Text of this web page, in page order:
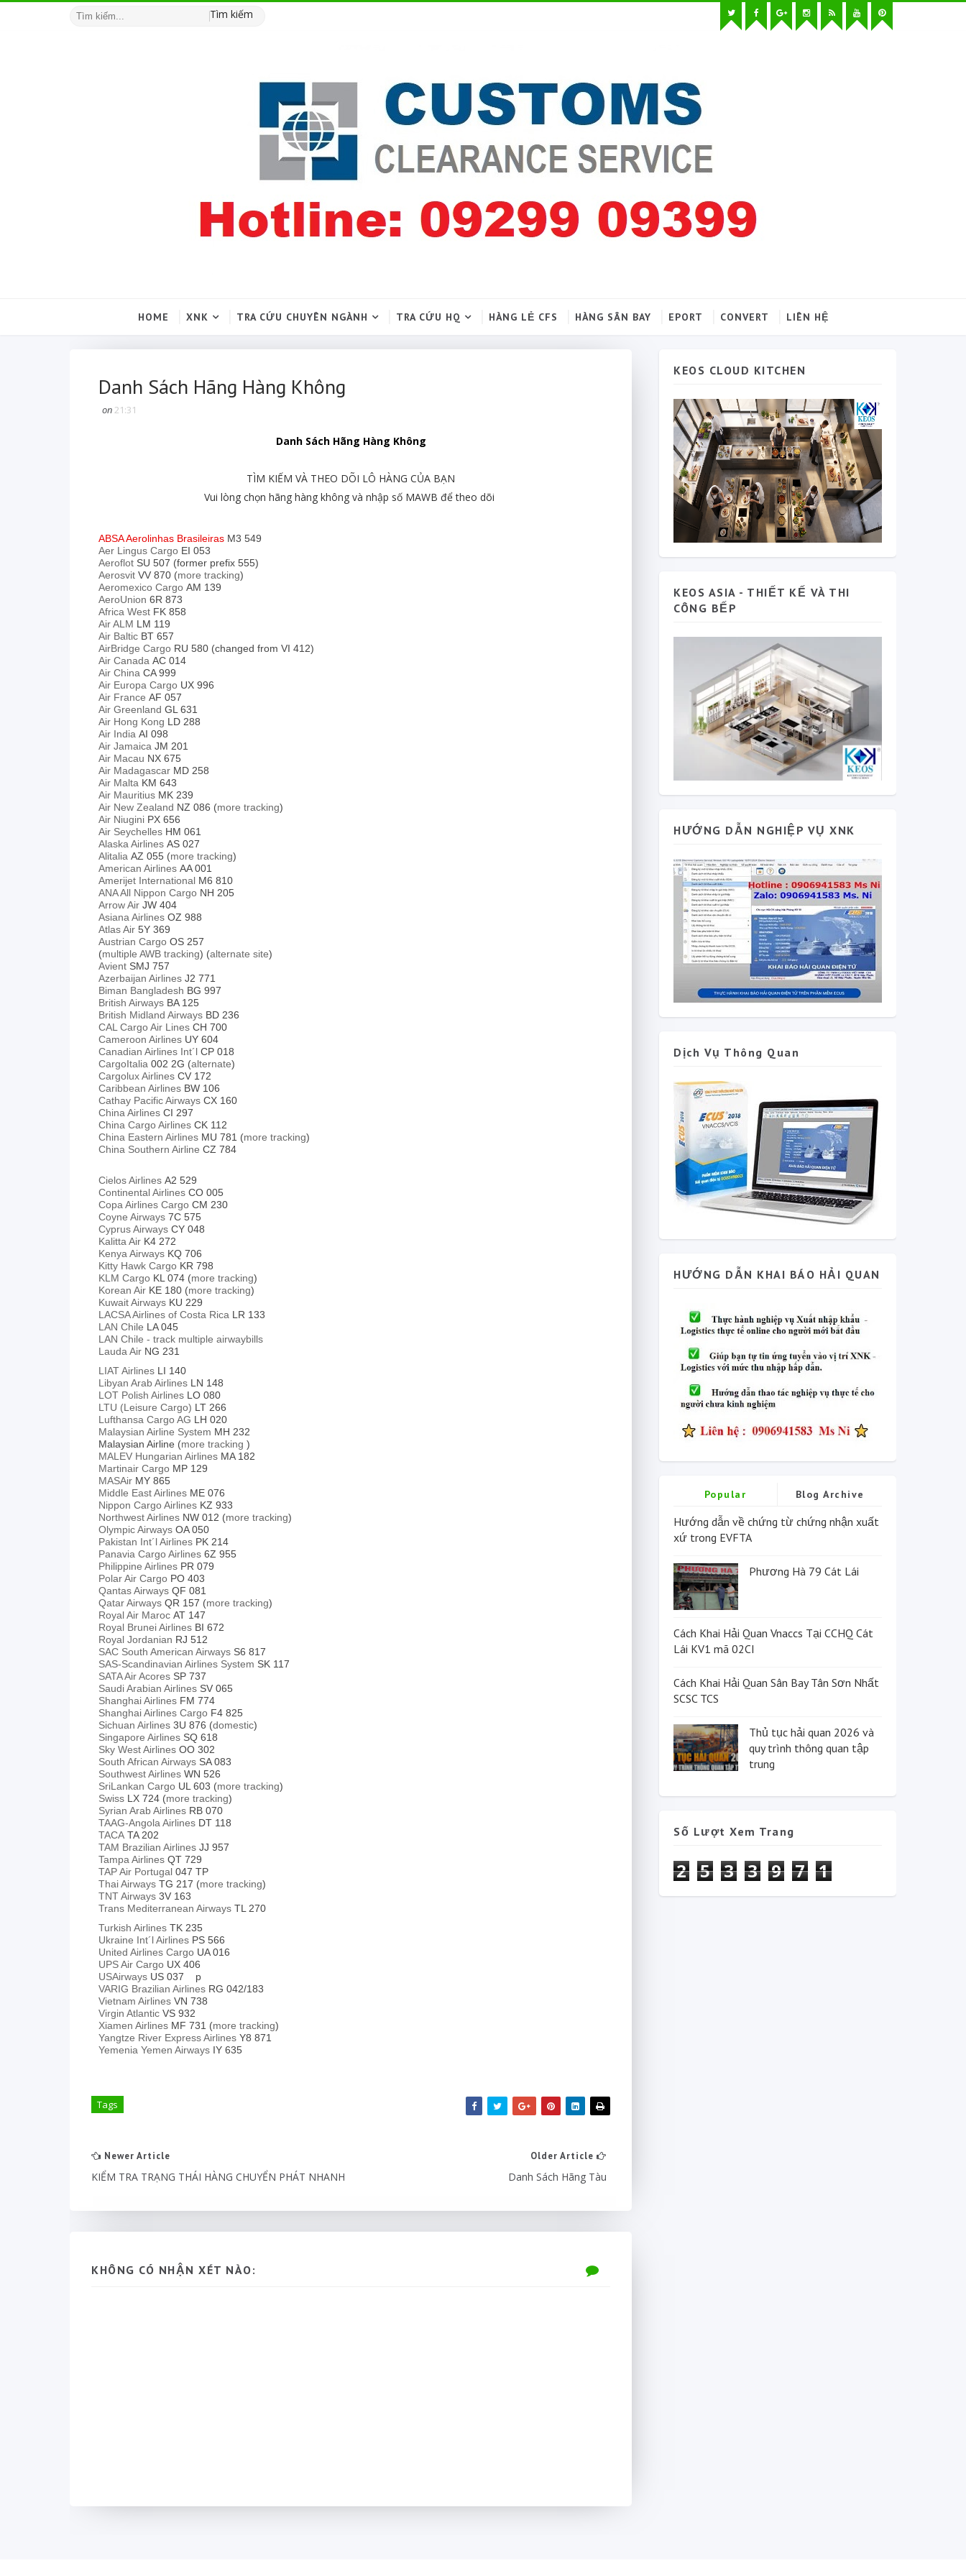
Tìm kiếm
HOME XNK TRA CỨU CHUYÊN NGÀNH TRA CỨU HQ HÀNG LẺ CFS HÀNG SÂN BAY EPORT CONVERT LIÊN HỆ
Danh Sách Hãng Hàng Không
on21:31
Danh Sách Hãng Hàng Không
TÌM KIẾM VÀ THEO DÕI LÔ HÀNG CỦA BẠN
Vui lòng chọn hãng hàng không và nhập số MAWB để theo dõi
ABSA Aerolinhas Brasileiras M3 549
Aer Lingus Cargo EI 053
Aeroflot SU 507 (former prefix 555)
Aerosvit VV 870 (more tracking)
Aeromexico Cargo AM 139
AeroUnion 6R 873
Africa West FK 858
Air ALM LM 119
Air Baltic BT 657
AirBridge Cargo RU 580 (changed from VI 412)
Air Canada AC 014
Air China CA 999
Air Europa Cargo UX 996
Air France AF 057
Air Greenland GL 631
Air Hong Kong LD 288
Air India AI 098
Air Jamaica JM 201
Air Macau NX 675
Air Madagascar MD 258
Air Malta KM 643
Air Mauritius MK 239
Air New Zealand NZ 086 (more tracking)
Air Niugini PX 656
Air Seychelles HM 061
Alaska Airlines AS 027
Alitalia AZ 055 (more tracking)
American Airlines AA 001
Amerijet International M6 810
ANA All Nippon Cargo NH 205
Arrow Air JW 404
Asiana Airlines OZ 988
Atlas Air 5Y 369
Austrian Cargo OS 257
(multiple AWB tracking) (alternate site)
Avient SMJ 757
Azerbaijan Airlines J2 771
Biman Bangladesh BG 997
British Airways BA 125
British Midland Airways BD 236
CAL Cargo Air Lines CH 700
Cameroon Airlines UY 604
Canadian Airlines Int´l CP 018
CargoItalia 002 2G (alternate)
Cargolux Airlines CV 172
Caribbean Airlines BW 106
Cathay Pacific Airways CX 160
China Airlines CI 297
China Cargo Airlines CK 112
China Eastern Airlines MU 781 (more tracking)
China Southern Airline CZ 784
Cielos Airlines A2 529
Continental Airlines CO 005
Copa Airlines Cargo CM 230
Coyne Airways 7C 575
Cyprus Airways CY 048
Kalitta Air K4 272
Kenya Airways KQ 706
Kitty Hawk Cargo KR 798
KLM Cargo KL 074 (more tracking)
Korean Air KE 180 (more tracking)
Kuwait Airways KU 229
LACSA Airlines of Costa Rica LR 133
LAN Chile LA 045
LAN Chile - track multiple airwaybills
Lauda Air NG 231
LIAT Airlines LI 140
Libyan Arab Airlines LN 148
LOT Polish Airlines LO 080
LTU (Leisure Cargo) LT 266
Lufthansa Cargo AG LH 020
Malaysian Airline System MH 232
Malaysian Airline (more tracking )
MALEV Hungarian Airlines MA 182
Martinair Cargo MP 129
MASAir MY 865
Middle East Airlines ME 076
Nippon Cargo Airlines KZ 933
Northwest Airlines NW 012 (more tracking)
Olympic Airways OA 050
Pakistan Int´l Airlines PK 214
Panavia Cargo Airlines 6Z 955
Philippine Airlines PR 079
Polar Air Cargo PO 403
Qantas Airways QF 081
Qatar Airways QR 157 (more tracking)
Royal Air Maroc AT 147
Royal Brunei Airlines BI 672
Royal Jordanian RJ 512
SAC South American Airways S6 817
SAS-Scandinavian Airlines System SK 117
SATA Air Acores SP 737
Saudi Arabian Airlines SV 065
Shanghai Airlines FM 774
Shanghai Airlines Cargo F4 825
Sichuan Airlines 3U 876 (domestic)
Singapore Airlines SQ 618
Sky West Airlines OO 302
South African Airways SA 083
Southwest Airlines WN 526
SriLankan Cargo UL 603 (more tracking)
Swiss LX 724 (more tracking)
Syrian Arab Airlines RB 070
TAAG-Angola Airlines DT 118
TACA TA 202
TAM Brazilian Airlines JJ 957
Tampa Airlines QT 729
TAP Air Portugal 047 TP
Thai Airways TG 217 (more tracking)
TNT Airways 3V 163
Trans Mediterranean Airways TL 270
Turkish Airlines TK 235
Ukraine Int´l Airlines PS 566
United Airlines Cargo UA 016
UPS Air Cargo UX 406
USAirways US 037
p
VARIG Brazilian Airlines RG 042/183
Vietnam Airlines VN 738
Virgin Atlantic VS 932
Xiamen Airlines MF 731 (more tracking)
Yangtze River Express Airlines Y8 871
Yemenia Yemen Airways IY 635
Tags
Newer Article
KIỂM TRA TRẠNG THÁI HÀNG CHUYỂN PHÁT NHANH
Older Article
Danh Sách Hãng Tàu
KHÔNG CÓ NHẬN XÉT NÀO:
KEOS CLOUD KITCHEN
KEOS ASIA - THIẾT KẾ VÀ THI
CÔNG BẾP
HƯỚNG DẪN NGHIỆP VỤ XNK
Dịch Vụ Thông Quan
HƯỚNG DẪN KHAI BÁO HẢI QUAN
Popular Blog Archive
Hướng dẫn về chứng từ chứng nhận xuất
xứ trong EVFTA
Phương Hà 79 Cát Lái
Cách Khai Hải Quan Vnaccs Tại CCHQ Cát
Lái KV1 mã 02CI
Cách Khai Hải Quan Sân Bay Tân Sơn Nhất
SCSC TCS
Thủ tục hải quan 2026 và
quy trình thông quan tập
trung
Số Lượt Xem Trang
2 5 3 3 9 7 1